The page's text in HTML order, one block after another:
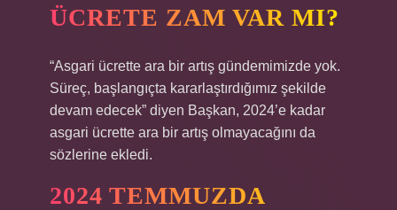
ÜCRETE ZAM VAR MI?
“Asgari ücrette ara bir artış gündemimizde yok.
Süreç, başlangıçta kararlaştırdığımız şekilde
devam edecek” diyen Başkan, 2024’e kadar
asgari ücrette ara bir artış olmayacağını da
sözlerine ekledi.
2024 TEMMUZDA